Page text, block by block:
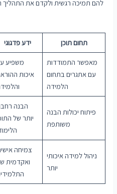
להם תמיכה רגשית ולקדם את התהליך
ידע פדגוגי תחום תוכן
משפיע
איכות
מאפשר התמודדות
עם אתגרים בתחום
הלמידה
הבנה
יותר של
פיתוח יכולות הבנה
משותפת
צמיחה
ואקדמית
ניהול למידה איכותי
יותר